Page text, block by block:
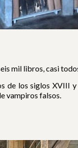
mil libros, casi
los siglos XVIII
vampiros falsos.